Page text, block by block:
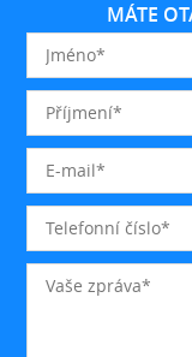
MÁTE